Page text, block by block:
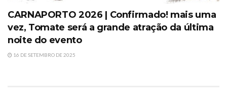
CARNAPORTO 2026 | Confirmado! mais uma
vez, Tomate será a grande atração da última
noite do evento
16 DE SETEMBRO DE 2025